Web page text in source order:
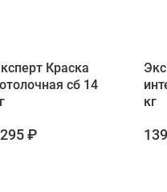
Краска
сб 14
₽
кг